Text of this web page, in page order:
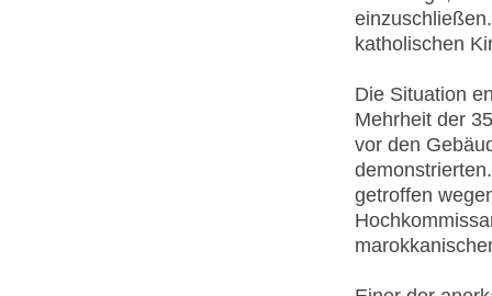
katholischen
Die Situation
Mehrheit der
vor den
getroffen